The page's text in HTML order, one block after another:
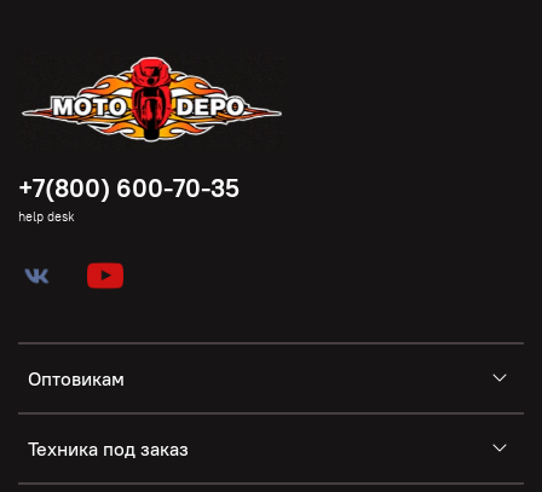
Оптовикам
Техника под заказ
+7(800) 600-70-35
help desk